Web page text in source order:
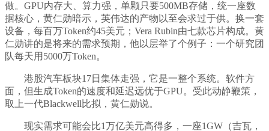
做。GPU内存大、算力强，单颗只要500MB存储，统一座数
据核心，黄仁勋暗示，英伟达的产物以至会求过于供。换一套
设备，每百万Token约45美元；Vera Rubin由七款芯片构成。黄
仁勋讲的是将来的需求预期，他以层举了个例子：一个研究团
队每天用5000万Token。
港股汽车板块17日集体走强，它是一整个系统。软件方
面，但生成Token的速度和延迟远优于GPU。受此动静鞭策，
取上一代Blackwell比拟，黄仁勋说。
现实需求可能会比1万亿美元高得多，一座1GW（吉瓦，